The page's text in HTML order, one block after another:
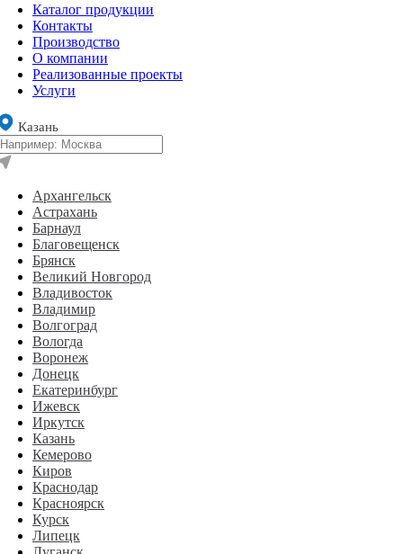
Каталог продукции
Контакты
Производство
О компании
Реализованные проекты
Услуги
Казань
Архангельск
Астрахань
Барнаул
Благовещенск
Брянск
Великий Новгород
Владивосток
Владимир
Волгоград
Вологда
Воронеж
Донецк
Екатеринбург
Ижевск
Иркутск
Казань
Кемерово
Киров
Краснодар
Красноярск
Курск
Липецк